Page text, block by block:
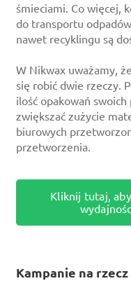
śmieciami. Co więcej,
do transportu
nawet recyklingu są
W Nikwax uważamy,
się robić dwie rzeczy.
ilość opakowań
zwiększać zużycie
biurowych
przetworzenia.
Kliknij tutaj,
Kampanie na